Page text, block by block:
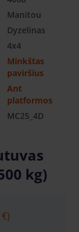
Manitou
Dyzelinas
4x4
Minkštas
paviršius
Ant
platformos
MC25_4D
kg)